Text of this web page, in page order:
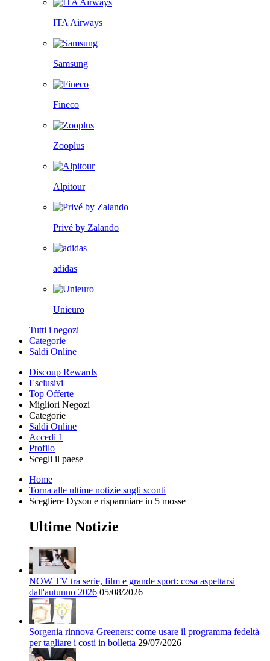
ITA Airways
Samsung
Fineco
Zooplus
Alpitour
Privé by Zalando
adidas
Unieuro
Tutti i negozi
Categorie
Saldi Online
Discoup Rewards
Esclusivi
Top Offerte
Migliori Negozi
SHEIN
eBay
Amazon
YOOX
Categorie
Elettronica e
Abbigliamento
Casa e
Giardino
Vacanze e
Saldi Online
Accedi 1
Profilo
Scegli il paese
States
Home
Torna alle ultime notizie sugli sconti
Scegliere Dyson e risparmiare in 5 mosse
Ultime Notizie
NOW TV tra serie, film e grande sport: cosa aspettarsi
dall'autunno 2026 05/08/2026
Sorgenia rinnova Greeners: come usare il programma fedeltà
per tagliare i costi in bolletta 29/07/2026